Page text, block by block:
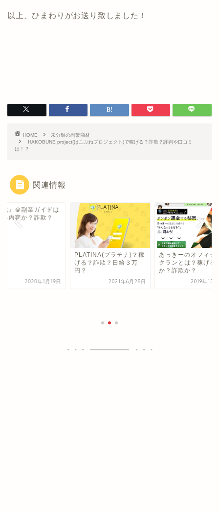
以上、ひまわりがお送り致しました！
HOME
未分類の副業商材
HAKOBUNE project(はこぶねプロジェクト)で稼げる？詐欺？評判や口コミ
は！？
関連情報
式』＠副業ガイドは
る内容か？詐欺？
2020年1月19日
PLATINA(プラチナ)？稼
げる？詐欺？日給３万
円？
2021年6月28日
あっきーのオフィシ
クランとは？稼げる
か？詐欺か？
2019年12